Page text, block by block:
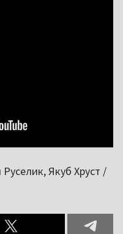
Якуб Хруст /